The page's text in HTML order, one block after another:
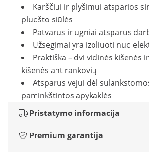
Karščiui ir plyšimui atsparios
pluošto siūlės
Patvarus ir ugniai atsparus
Užsegimai yra izoliuoti nuo
Praktiška – dvi vidinės kišenės
kišenės ant rankovių
Atsparus vėjui dėl
paminkštintos apykaklės
Pristatymo informacija
Premium garantija